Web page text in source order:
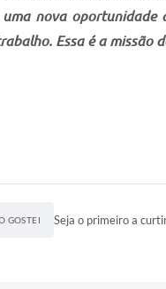
uma nova
Essa é a missão
GOSTEI Seja o primeiro a